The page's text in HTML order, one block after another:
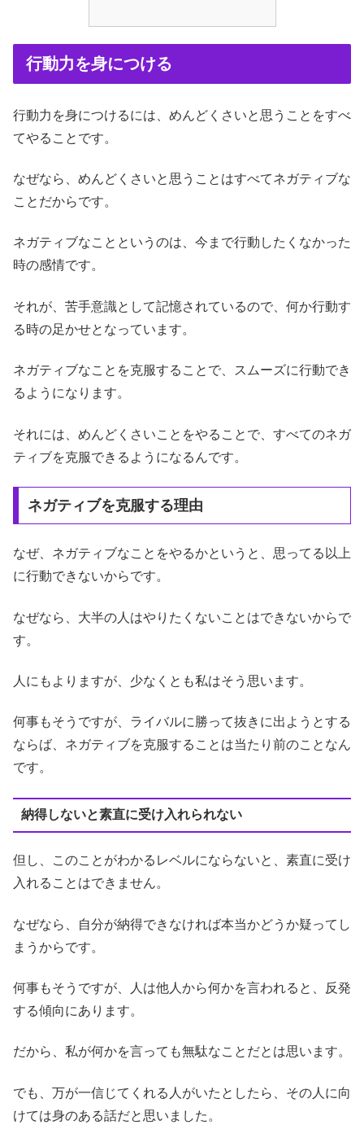
行動力を身につける
行動力を身につけるには、めんどくさいと思うことをすべ
てやることです。
なぜなら、めんどくさいと思うことはすべてネガティブな
ことだからです。
ネガティブなことというのは、今まで行動したくなかった
時の感情です。
それが、苦手意識として記憶されているので、何か行動す
る時の足かせとなっています。
ネガティブなことを克服することで、スムーズに行動でき
るようになります。
それには、めんどくさいことをやることで、すべてのネガ
ティブを克服できるようになるんです。
ネガティブを克服する理由
なぜ、ネガティブなことをやるかというと、思ってる以上
に行動できないからです。
なぜなら、大半の人はやりたくないことはできないからで
す。
人にもよりますが、少なくとも私はそう思います。
何事もそうですが、ライバルに勝って抜きに出ようとする
ならば、ネガティブを克服することは当たり前のことなん
です。
納得しないと素直に受け入れられない
但し、このことがわかるレベルにならないと、素直に受け
入れることはできません。
なぜなら、自分が納得できなければ本当かどうか疑ってし
まうからです。
何事もそうですが、人は他人から何かを言われると、反発
する傾向にあります。
だから、私が何かを言っても無駄なことだとは思います。
でも、万が一信じてくれる人がいたとしたら、その人に向
けては身のある話だと思いました。